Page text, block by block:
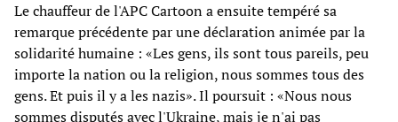
Le chauffeur de l'APC Cartoon a ensuite tempéré sa
remarque précédente par une déclaration animée par la
solidarité humaine : «Les gens, ils sont tous pareils, peu
importe la nation ou la religion, nous sommes tous des
gens. Et puis il y a les nazis». Il poursuit : «Nous nous
sommes disputés avec l'Ukraine, mais je n'ai pas